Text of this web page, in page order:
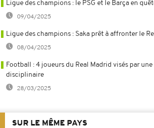
Ligue des champions : le PSG et le Barça en
09/04/2025
Ligue des champions : Saka prêt à affronter le
08/04/2025
Football : 4 joueurs du Real Madrid visés par
disciplinaire
28/03/2025
SUR LE MÊME PAYS